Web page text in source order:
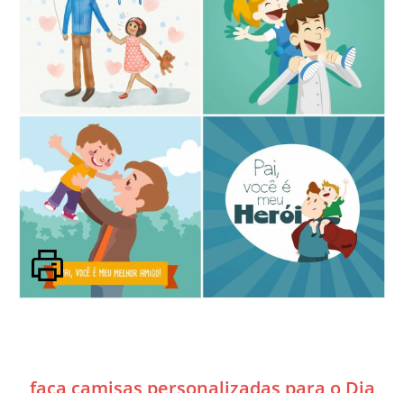
faça camisas personalizadas para o Dia